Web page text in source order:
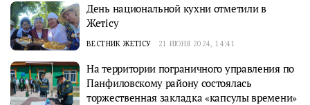
День национальной кухни отметили в
Жетісу
ВЕСТНИК ЖЕТІСУ 21 ИЮНЯ 2024, 14:41
На территории пограничного управления по
Панфиловскому району состоялась
торжественная закладка «капсулы времени»